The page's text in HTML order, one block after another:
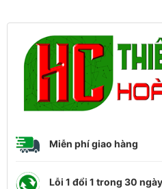
Miễn phí giao hàng
Lỗi 1 đổi 1 trong 30 ngày